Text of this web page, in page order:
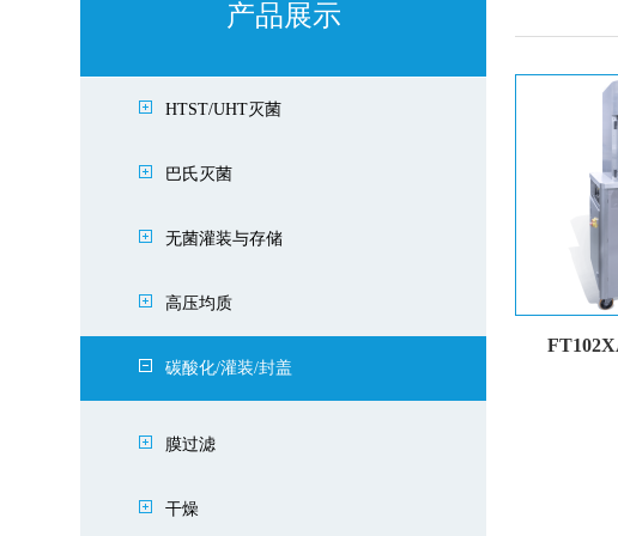
产品展示
HTST/UHT灭菌
巴氏灭菌
无菌灌装与存储
高压均质
碳酸化/灌装/封盖
膜过滤
干燥